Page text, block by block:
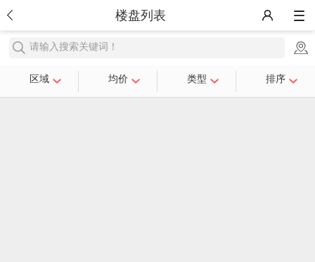
楼盘列表
请输入搜索关键词！
区域 均价 类型 排序